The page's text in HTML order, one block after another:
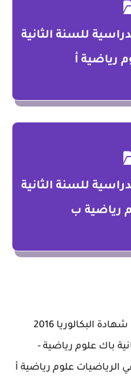
للسنة الثانية
رياضية أ
للسنة الثانية
رياضية ب
الامتحان الوطني الموحد لنيل شهادة البكالوريا 2016
باك علوم رياضية -
الرياضيات علوم رياضية أ